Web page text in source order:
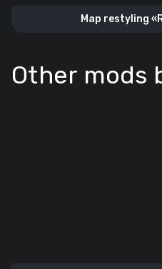
Map restyling
Other mods